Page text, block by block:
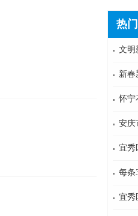
热
文明
新春
怀宁
安庆
乐享“
宜秀
每条
宜秀